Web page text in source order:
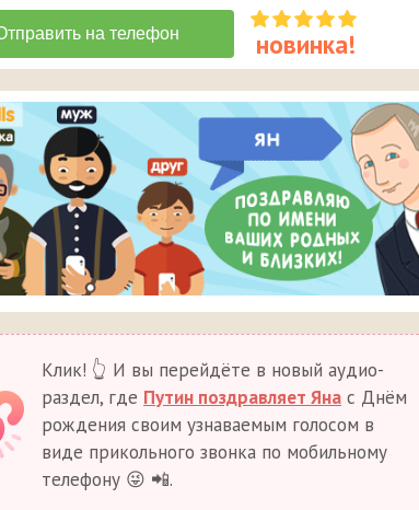
Клик! 👆 И вы перейдёте в новый аудио-
раздел, где Путин поздравляет Яна с Днём
рождения своим узнаваемым голосом в
виде прикольного звонка по мобильному
телефону 😜 📲.